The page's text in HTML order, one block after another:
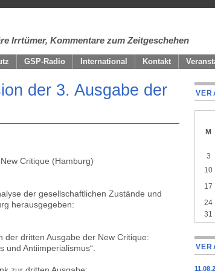
Irrtümer, Kommentare zum Zeitgeschehen
GSP-Radio International Kontakt
der 3. Ausgabe der
Critique (Hamburg)
der gesellschaftlichen Zustände und
herausgegeben:
dritten Ausgabe der New Critique:
und Antiimperialismus“.
M
3
10
17
24
31